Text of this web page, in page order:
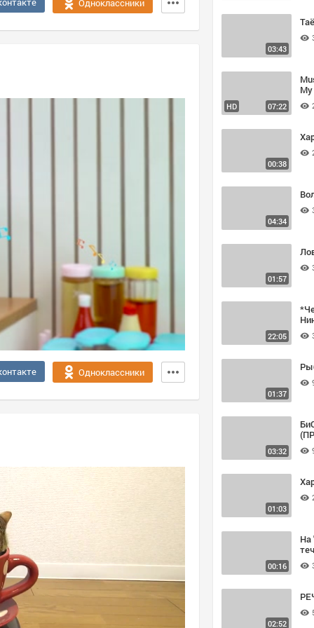
Одноклассники
Одноклассники
03:43
07:22
HD
00:38
04:34
01:57
22:05
01:37
03:32
01:03
00:16
На
02:52